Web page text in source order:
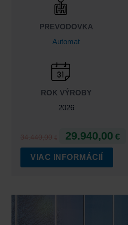
PREVODOVKA
Automat
ROK VÝROBY
2026
34.440,00 € 29.940,00 €
VIAC INFORMÁCIÍ